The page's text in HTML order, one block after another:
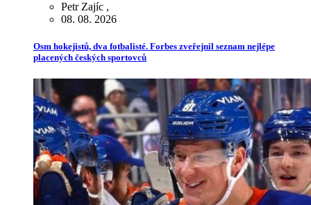
Petr Zajíc ,
08. 08. 2026
Osm hokejistů, dva fotbalisté. Forbes zveřejnil seznam nejlépe
placených českých sportovců